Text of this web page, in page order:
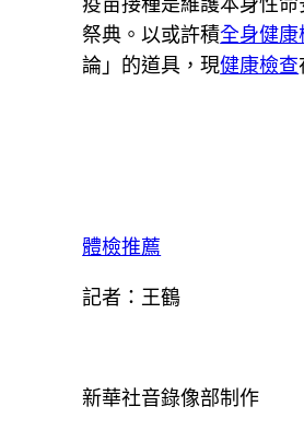
祭典。以或許積全身健康
論」的道具，現健康檢查
體檢推薦
記者：王鶴
新華社音錄像部制作